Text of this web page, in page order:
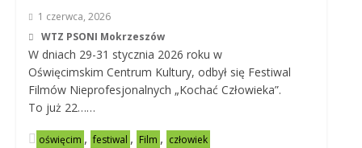
1 czerwca, 2026
WTZ PSONI Mokrzeszów
W dniach 29-31 stycznia 2026 roku w
Oświęcimskim Centrum Kultury, odbył się Festiwal
Filmów Nieprofesjonalnych „Kochać Człowieka”.
To już 22……
oświęcim , festiwal , Film , człowiek